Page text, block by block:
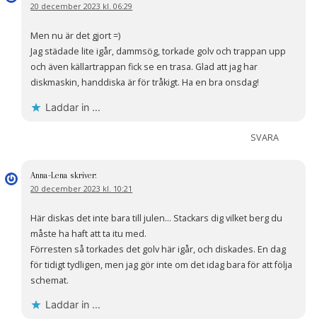
20 december 2023 kl. 06:29
Men nu är det gjort =)
Jag städade lite igår, dammsög, torkade golv och trappan upp
och även källartrappan fick se en trasa. Glad att jag har
diskmaskin, handdiska är för tråkigt. Ha en bra onsdag!
Laddar in …
SVARA
Anna-Lena skriver:
20 december 2023 kl. 10:21
Här diskas det inte bara till julen… Stackars dig vilket berg du
måste ha haft att ta itu med.
Förresten så torkades det golv här igår, och diskades. En dag
för tidigt tydligen, men jag gör inte om det idag bara för att följa
schemat.
Laddar in …